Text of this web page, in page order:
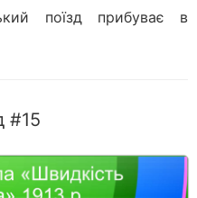
поїзд прибуває в
#15